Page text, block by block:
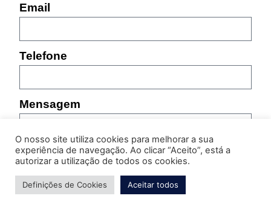
O nosso site utiliza cookies para melhorar a sua
experiência de navegação. Ao clicar “Aceito”, está a
autorizar a utilização de todos os cookies.
Definições de Cookies Aceitar todos
Email
Telefone
Mensagem
Por favor, indique as características do produto sobre